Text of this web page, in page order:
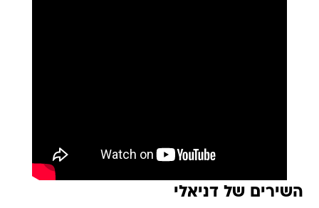
השירים של דניאלי